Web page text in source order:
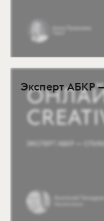
Эксперт АБКР